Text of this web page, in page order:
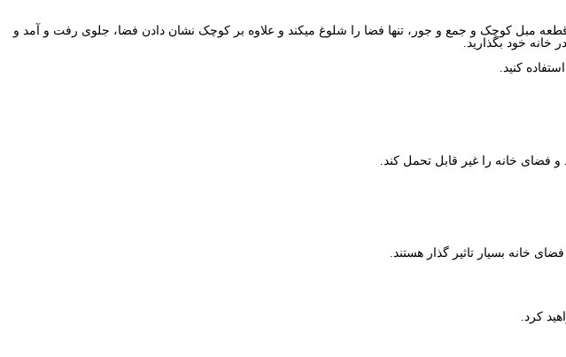
خود بگذارید.
کنید.
فضای خانه را غیر قابل تحمل کند.
خانه بسیار تاثیر گذار هستند.
کرد.